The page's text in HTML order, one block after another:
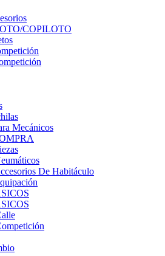
COPILOTO
Mecánicos
De Habitáculo